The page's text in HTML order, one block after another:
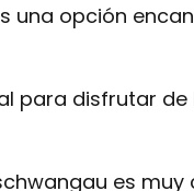
una opción
para disfrutar
es